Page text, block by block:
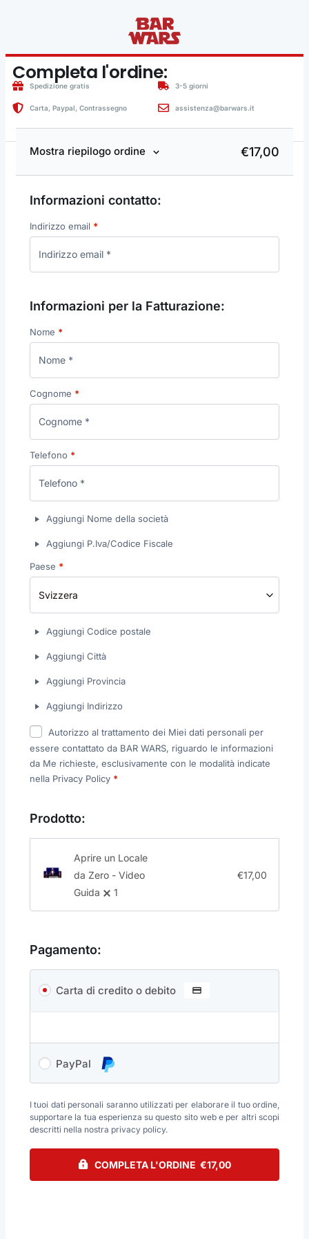
Completa l'ordine:
Spedizione gratis
Carta, Paypal, Contrassegno
3-5 giorni
assistenza@barwars.it
Mostra riepilogo ordine €17,00
Informazioni contatto:
Indirizzo email *
Informazioni per la Fatturazione:
Nome *
Cognome *
Telefono *
Aggiungi Nome della società
Aggiungi P.Iva/Codice Fiscale
Paese *
Svizzera
Aggiungi Codice postale
Aggiungi Città
Aggiungi Provincia
Aggiungi Indirizzo
Autorizzo al trattamento dei Miei dati personali per
essere contattato da BAR WARS, riguardo le informazioni
da Me richieste, esclusivamente con le modalità indicate
nella Privacy Policy *
Prodotto:
Aprire un Locale
da Zero - Video
Guida
1
€17,00
Pagamento:
Carta di credito o debito
PayPal
I tuoi dati personali saranno utilizzati per elaborare il tuo ordine,
supportare la tua esperienza su questo sito web e per altri scopi
descritti nella nostra privacy policy.
COMPLETA L'ORDINE €17,00